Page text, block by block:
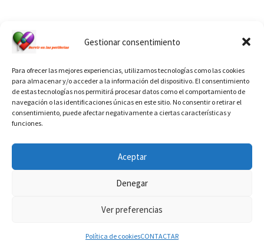
Gestionar consentimiento
Para ofrecer las mejores experiencias, utilizamos tecnologías como las cookies
para almacenar y/o acceder a la información del dispositivo. El consentimiento
de estas tecnologías nos permitirá procesar datos como el comportamiento de
navegación o las identificaciones únicas en este sitio. No consentir o retirar el
consentimiento, puede afectar negativamente a ciertas características y
funciones.
Aceptar
Denegar
Ver preferencias
Política de cookiesCONTACTAR
Diaconado permanente– Todos los derechos reservados
WP